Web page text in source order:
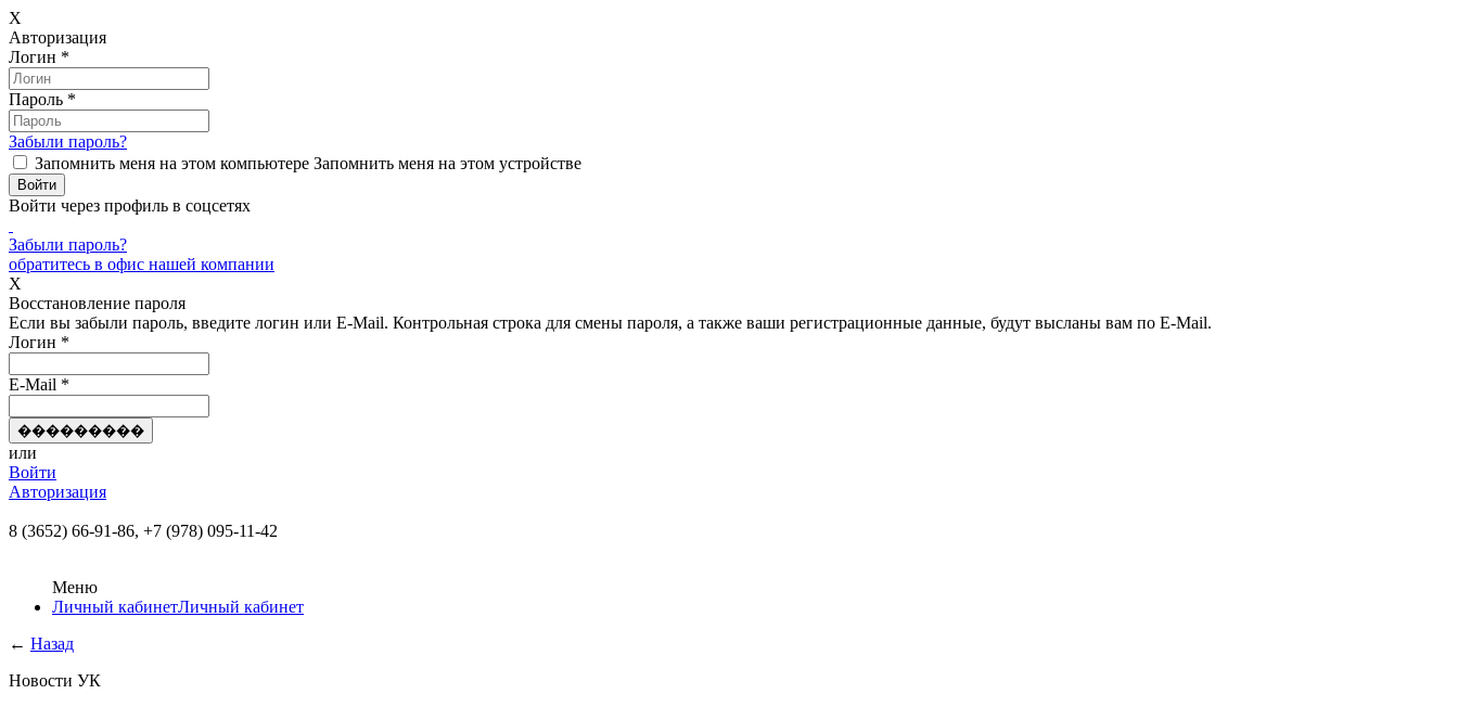
X
Авторизация
Логин *
Пароль *
Забыли пароль?
Запомнить меня на этом компьютере Запомнить меня на этом устройстве
Войти через профиль в соцсетях
Забыли пароль?
обратитесь в офис нашей компании
X
Восстановление пароля
Если вы забыли пароль, введите логин или E-Mail. Контрольная строка для смены пароля, а также ваши регистрационные данные, будут высланы вам по E-Mail.
Логин *
E-Mail *
или
Войти
Авторизация
8 (3652) 66-91-86, +7 (978) 095-11-42
Меню
Личный кабинетЛичный кабинет
← Назад
Новости УК